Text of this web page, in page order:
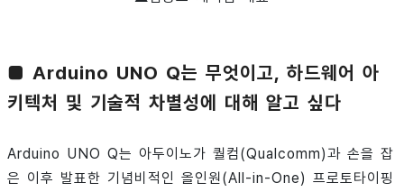
■ Arduino UNO Q는 무엇이고, 하드웨어 아
키텍처 및 기술적 차별성에 대해 알고 싶다
Arduino UNO Q는 아두이노가 퀄컴(Qualcomm)과 손을 잡
은 이후 발표한 기념비적인 올인원(All-in-One) 프로토타이핑